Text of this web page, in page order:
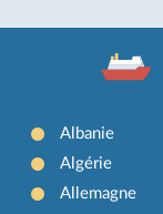
Albanie
Algérie
Allemagne